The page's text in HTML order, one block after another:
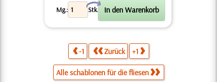
Mg.: Stk.
X
-1 Zurück +1
Alle schablonen für die fliesen